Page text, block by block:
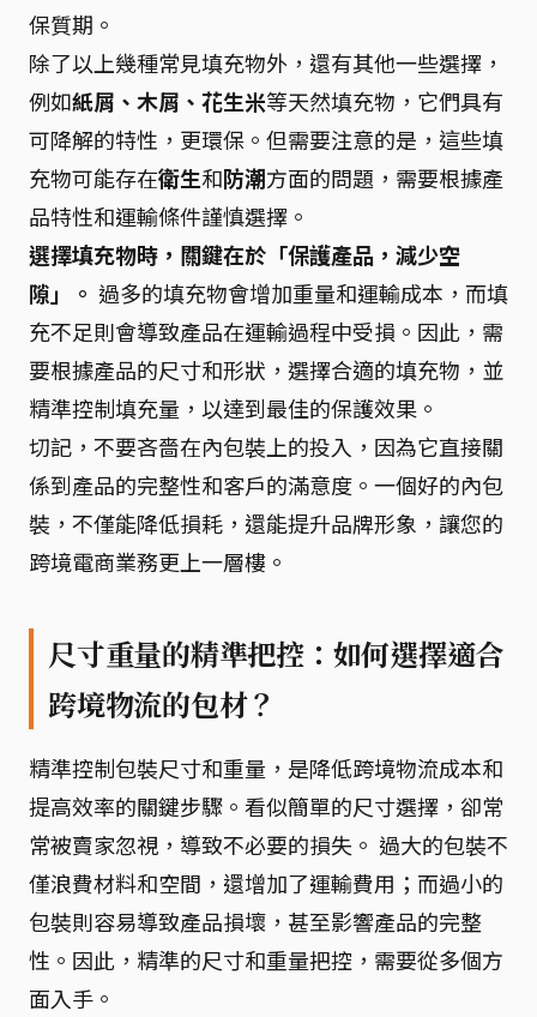
保質期。
除了以上幾種常見填充物外，還有其他一些選擇，
例如紙屑、木屑、花生米等天然填充物，它們具有
可降解的特性，更環保。但需要注意的是，這些填
充物可能存在衛生和防潮方面的問題，需要根據產
品特性和運輸條件謹慎選擇。
選擇填充物時，關鍵在於「保護產品，減少空
隙」。 過多的填充物會增加重量和運輸成本，而填
充不足則會導致產品在運輸過程中受損。因此，需
要根據產品的尺寸和形狀，選擇合適的填充物，並
精準控制填充量，以達到最佳的保護效果。
切記，不要吝嗇在內包裝上的投入，因為它直接關
係到產品的完整性和客戶的滿意度。一個好的內包
裝，不僅能降低損耗，還能提升品牌形象，讓您的
跨境電商業務更上一層樓。
尺寸重量的精準把控：如何選擇適合
跨境物流的包材？
精準控制包裝尺寸和重量，是降低跨境物流成本和
提高效率的關鍵步驟。看似簡單的尺寸選擇，卻常
常被賣家忽視，導致不必要的損失。 過大的包裝不
僅浪費材料和空間，還增加了運輸費用；而過小的
包裝則容易導致產品損壞，甚至影響產品的完整
性。因此，精準的尺寸和重量把控，需要從多個方
面入手。